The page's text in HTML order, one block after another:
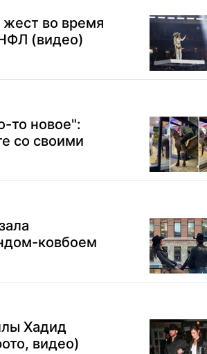
во время
(видео)
то новое":
со своими
ковбоем
Хадид
видео)